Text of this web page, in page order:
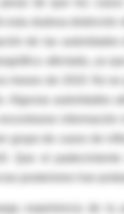
de las
afectada, ya
Algunas autoridades
grupo de casos de
experiencia de la